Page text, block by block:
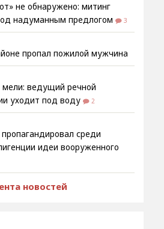
не обнаружено: митинг
надуманным предлогом
3
пропал пожилой мужчина
мели: ведущий речной
уходит под воду
2
среди
идеи вооруженного
новостей